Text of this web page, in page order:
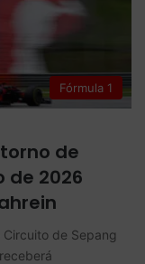
Fórmula 1
de
de 2026
Circuito de Sepang